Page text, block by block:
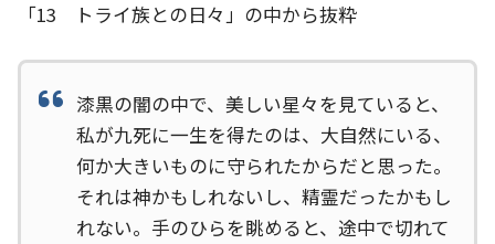
「13 トライ族との日々」の中から抜粋
漆黒の闇の中で、美しい星々を見ていると、
私が九死に一生を得たのは、大自然にいる、
何か大きいものに守られたからだと思った。
それは神かもしれないし、精霊だったかもし
れない。手のひらを眺めると、途中で切れて